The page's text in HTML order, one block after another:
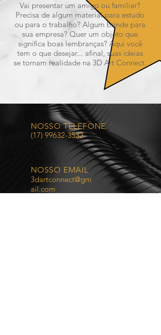
Vai presentar um amigo ou familiar?
Precisa de algum material para estudo
ou para o trabalho? Algum brinde para
sua empresa? Quer um objeto que
significa boas lembranças? Aqui você
tem o que desejar... afinal, suas ideias
se tornam realidade na 3D Art Connect.
NOSSO TELEFONE
(17) 99632-3532
NOSSO EMAIL
3dartconnect@gm
ail.com